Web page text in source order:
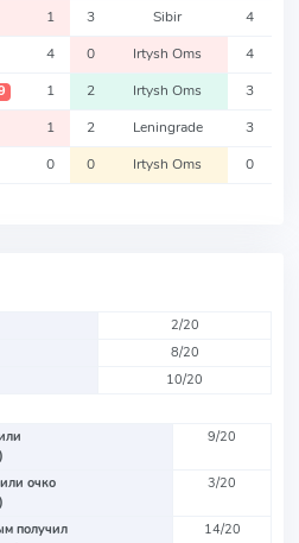
1 3 Sibir 4
4 0 Irtysh Oms 4
1 2 Irtysh Oms 3
1 2 Leningrade 3
0 0 Irtysh Oms 0
2/20
8/20
10/20
9/20
очко
3/20
получил
14/20